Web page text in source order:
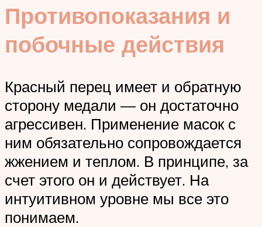
Противопоказания и
побочные действия
Красный перец имеет и обратную
сторону медали — он достаточно
агрессивен. Применение масок с
ним обязательно сопровождается
жжением и теплом. В принципе, за
счет этого он и действует. На
интуитивном уровне мы все это
понимаем.